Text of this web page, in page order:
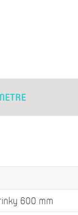
600 mm